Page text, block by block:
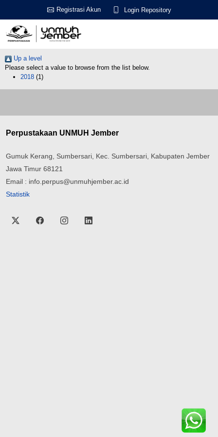
Registrasi Akun Login Repository
Up a level
Please select a value to browse from the list below.
2018 (1)
Perpustakaan UNMUH Jember
Gumuk Kerang, Sumbersari, Kec. Sumbersari, Kabupaten Jember
Jawa Timur 68121
Email : info.perpus@unmuhjember.ac.id
Statistik